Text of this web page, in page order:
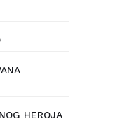
HEROJA